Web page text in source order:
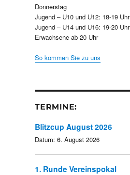
Donnerstag
Jugend – U10 und U12: 18-19 Uhr
Jugend – U14 und U16: 19-20 Uhr
Erwachsene ab 20 Uhr
So kommen Sie zu uns
TERMINE:
Blitzcup August 2026
Datum: 6. August 2026
1. Runde Vereinspokal